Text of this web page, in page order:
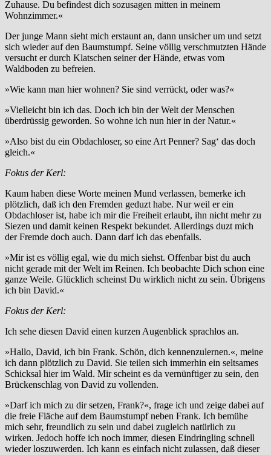
Zuhause. Du befindest dich sozusagen mitten in meinem
Wohnzimmer.«
Der junge Mann sieht mich erstaunt an, dann unsicher um und setzt
sich wieder auf den Baumstumpf. Seine völlig verschmutzten Hände
versucht er durch Klatschen seiner der Hände, etwas vom
Waldboden zu befreien.
»Wie kann man hier wohnen? Sie sind verrückt, oder was?«
»Vielleicht bin ich das. Doch ich bin der Welt der Menschen
überdrüssig geworden. So wohne ich nun hier in der Natur.«
»Also bist du ein Obdachloser, so eine Art Penner? Sag‘ das doch
gleich.«
Fokus der Kerl:
Kaum haben diese Worte meinen Mund verlassen, bemerke ich
plötzlich, daß ich den Fremden geduzt habe. Nur weil er ein
Obdachloser ist, habe ich mir die Freiheit erlaubt, ihn nicht mehr zu
Siezen und damit keinen Respekt bekundet. Allerdings duzt mich
der Fremde doch auch. Dann darf ich das ebenfalls.
»Mir ist es völlig egal, wie du mich siehst. Offenbar bist du auch
nicht gerade mit der Welt im Reinen. Ich beobachte Dich schon eine
ganze Weile. Glücklich scheinst Du wirklich nicht zu sein. Übrigens
ich bin David.«
Fokus der Kerl:
Ich sehe diesen David einen kurzen Augenblick sprachlos an.
»Hallo, David, ich bin Frank. Schön, dich kennenzulernen.«, meine
ich dann plötzlich zu David. Sie teilen sich immerhin ein seltsames
Schicksal hier im Wald. Mir scheint es da vernünftiger zu sein, den
Brückenschlag von David zu vollenden.
»Darf ich mich zu dir setzen, Frank?«, frage ich und zeige dabei auf
die freie Fläche auf dem Baumstumpf neben Frank. Ich bemühe
mich sehr, freundlich zu sein und dabei zugleich natürlich zu
wirken. Jedoch hoffe ich noch immer, diesen Eindringling schnell
wieder loszuwerden. Ich kann es einfach nicht zulassen, daß dieser